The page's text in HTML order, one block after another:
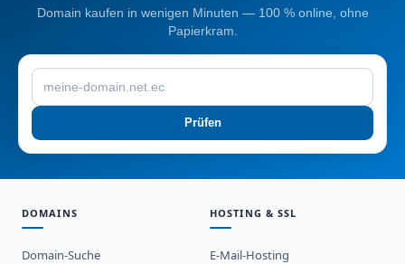
Domain kaufen in wenigen Minuten — 100 % online, ohne
Papierkram.
Prüfen
DOMAINS
Domain-Suche
HOSTING & SSL
E-Mail-Hosting